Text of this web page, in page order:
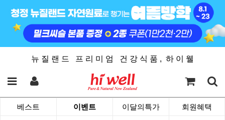
뉴 질 랜 드 프 리 미 엄 건 강 식 품 , 하 이 웰
베스트 이벤트 이달의특가 회원혜택